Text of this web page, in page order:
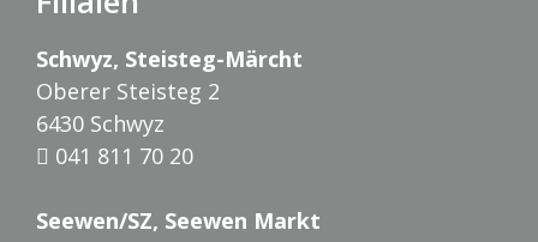
Schwyz, Steisteg-Märcht
Oberer Steisteg 2
6430 Schwyz
041 811 70 20
Seewen/SZ, Seewen Markt